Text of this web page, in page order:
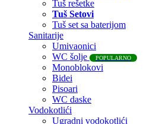
Tuš rešetke
Tuš Setovi
Tuš set sa baterijom
Sanitarije
Umivaonici
WC šolje
POPULARNO
Monoblokovi
Bidei
Pisoari
WC daske
Vodokotlići
Ugradni vodokotlići